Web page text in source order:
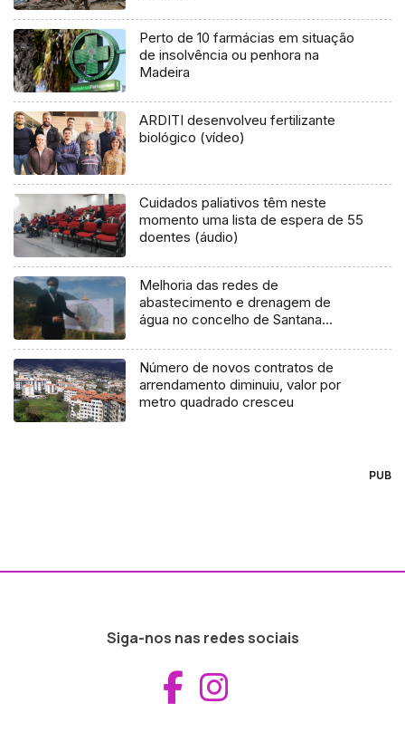
Perto de 10 farmácias em situação
de insolvência ou penhora na
Madeira
ARDITI desenvolveu fertilizante
biológico (vídeo)
Cuidados paliativos têm neste
momento uma lista de espera de 55
doentes (áudio)
Melhoria das redes de
abastecimento e drenagem de
água no concelho de Santana
Número de novos contratos de
arrendamento diminuiu, valor por
metro quadrado cresceu
PUB
Siga-nos nas redes sociais
Aceder ao